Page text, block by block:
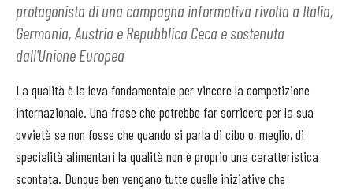
protagonista di una campagna informativa rivolta a Italia,
Germania, Austria e Repubblica Ceca e sostenuta
dall'Unione Europea
La qualità è la leva fondamentale per vincere la competizione
internazionale. Una frase che potrebbe far sorridere per la sua
ovvietà se non fosse che quando si parla di cibo o, meglio, di
specialità alimentari la qualità non è proprio una caratteristica
scontata. Dunque ben vengano tutte quelle iniziative che